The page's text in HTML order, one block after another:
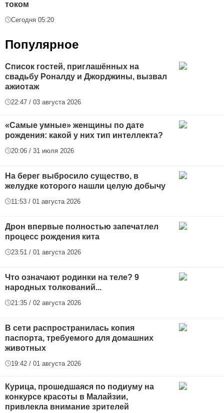
током
Сегодня 05:20
Популярное
Список гостей, приглашённых на
свадьбу Роналду и Джорджины, вызвал
ажиотаж
22:47 / 03 августа 2026
«Самые умные» женщины по дате
рождения: какой у них тип интеллекта?
20:06 / 31 июля 2026
На берег выбросило существо, в
желудке которого нашли целую добычу
11:53 / 01 августа 2026
Дрон впервые полностью запечатлел
процесс рождения кита
23:51 / 01 августа 2026
Что означают родинки на теле? 9
народных толкований...
21:35 / 02 августа 2026
В сети распространилась копия
паспорта, требуемого для домашних
животных
19:42 / 01 августа 2026
Курица, прошедшаяся по подиуму на
конкурсе красоты в Малайзии,
привлекла внимание зрителей